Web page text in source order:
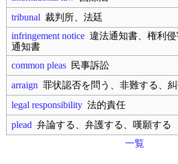
tribunal 裁判所、法廷
infringement notice 違法通知書、権利
通知書
common pleas 民事訴訟
arraign 罪状認否を問う、非難する、
legal responsibility 法的責任
plead 弁論する、弁護する、嘆願する
一覧